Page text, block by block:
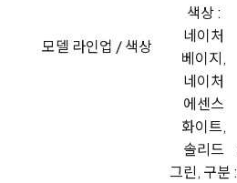
모델 라인업 / 색상
색상 :
네이처
베이지,
네이처
에센스
화이트,
솔리드
그린, 구분 :